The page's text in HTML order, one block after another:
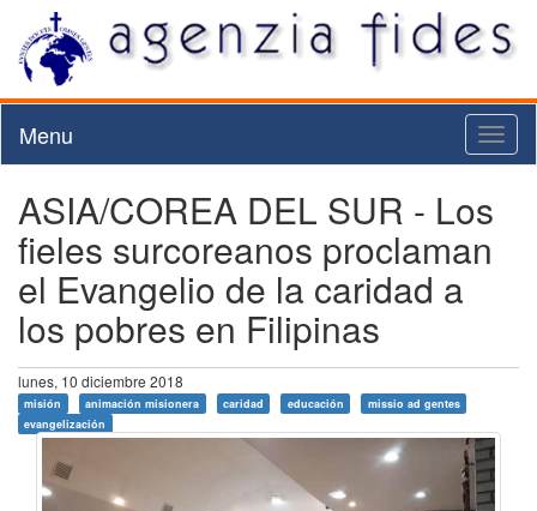
Menu
ASIA/COREA DEL SUR - Los
fieles surcoreanos proclaman
el Evangelio de la caridad a
los pobres en Filipinas
lunes, 10 diciembre 2018
misión animación misionera caridad educación
missio ad gentes
evangelización